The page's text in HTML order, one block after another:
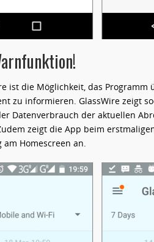
ist die Möglichkeit, das Programm
zu informieren. GlassWire zeigt
Datenverbrauch der aktuellen
zeigt die App beim
Homescreen an.